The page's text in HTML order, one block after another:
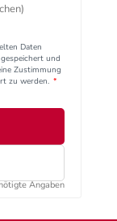
Daten
gespeichert und
Zustimmung
zu werden. *
Angaben